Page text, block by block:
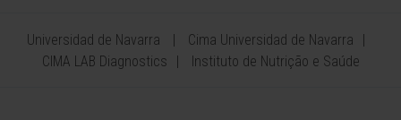
Universidad de Navarra
Cima Universidad de Navarra
CIMA LAB Diagnostics
Instituto de Nutrição e Saúde